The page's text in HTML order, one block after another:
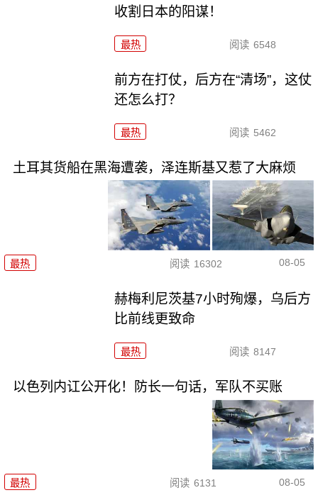
收割日本的阳谋！
最热 阅读 6548
前方在打仗，后方在“清场”，这仗
还怎么打？
最热 阅读 5462
土耳其货船在黑海遭袭，泽连斯基又惹了大麻烦
最热 阅读 16302 08-05
赫梅利尼茨基7小时殉爆，乌后方
比前线更致命
最热 阅读 8147
以色列内讧公开化！防长一句话，军队不买账
最热 阅读 6131 08-05